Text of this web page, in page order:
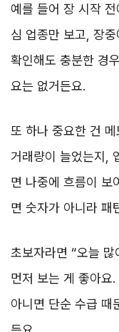
예를 들어 장 시작
심 업종만 보고, 장
확인해도 충분한 경
요는 없거든요.
또 하나 중요한 건
거래량이 늘었는지,
면 나중에 흐름이 보
면 숫자가 아니라 패
초보자라면 “오늘
먼저 보는 게 좋아요
아니면 단순 수급 때